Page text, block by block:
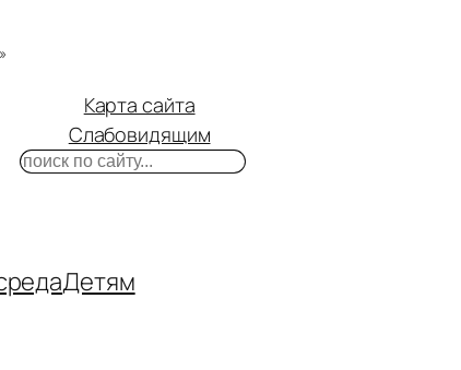
Карта сайта
Слабовидящим
Поиск
Детям